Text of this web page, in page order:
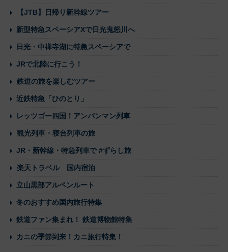
【JTB】日帰り新幹線ツアー
新型特急スペーシアXで日光鬼怒川へ
日光・中禅寺湖に特急スペーシアで
JRで北陸に行こう！
鉄道の旅を楽しむツアー
近鉄特急「ひのとり」
レッツゴー四国！アンパンマン列車
観光列車・寝台列車の旅
JR・新幹線・特急列車で #ずらし旅
楽天トラベル 国内宿泊
立山黒部アルペンルート
冬のおすすめ国内旅行特集
鉄道ファン集まれ！ 鉄道博物館特集
カニの季節到来！カニ旅行特集！